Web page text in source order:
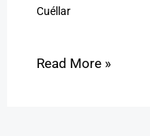
Cuéllar
Read More »